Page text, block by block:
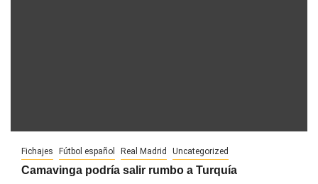
Fichajes Fútbol español Real Madrid Uncategorized
Camavinga podría salir rumbo a Turquía